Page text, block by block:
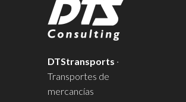
DTStransports ·
Transportes de
mercancías